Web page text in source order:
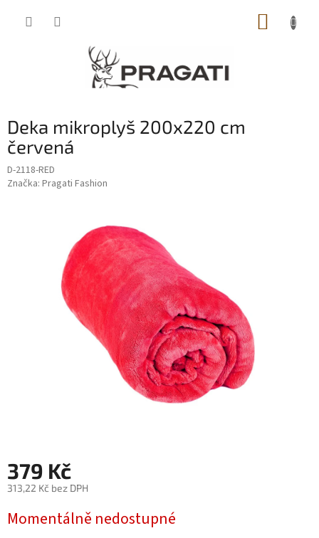
Deka mikroplyš 200x220 cm
červená
D-2118-RED
Značka: Pragati Fashion
379 Kč
313,22 Kč bez DPH
cena:
Momentálně nedostupné